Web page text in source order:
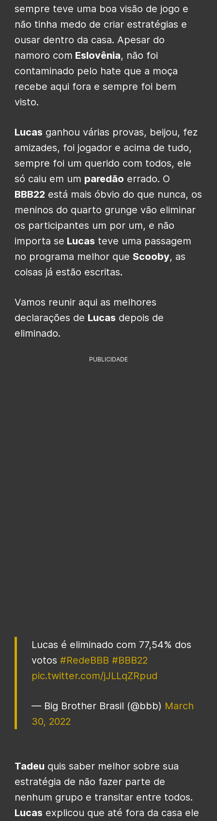
sempre teve uma boa visão de jogo e
não tinha medo de criar estratégias e
ousar dentro da casa. Apesar do
namoro com Eslovênia, não foi
contaminado pelo hate que a moça
recebe aqui fora e sempre foi bem
visto.
Lucas ganhou várias provas, beijou, fez
amizades, foi jogador e acima de tudo,
sempre foi um querido com todos, ele
só caiu em um paredão errado. O
BBB22 está mais óbvio do que nunca, os
meninos do quarto grunge vão eliminar
os participantes um por um, e não
importa se Lucas teve uma passagem
no programa melhor que Scooby, as
coisas já estão escritas.
Vamos reunir aqui as melhores
declarações de Lucas depois de
eliminado.
PUBLICIDADE
Lucas é eliminado com 77,54% dos
votos #RedeBBB #BBB22
pic.twitter.com/jJLLqZRpud
— Big Brother Brasil (@bbb) March
30, 2022
Tadeu quis saber melhor sobre sua
estratégia de não fazer parte de
nenhum grupo e transitar entre todos.
Lucas explicou que até fora da casa ele